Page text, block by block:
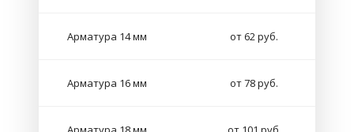
Арматура 14 мм от 62 руб.
Арматура 16 мм от 78 руб.